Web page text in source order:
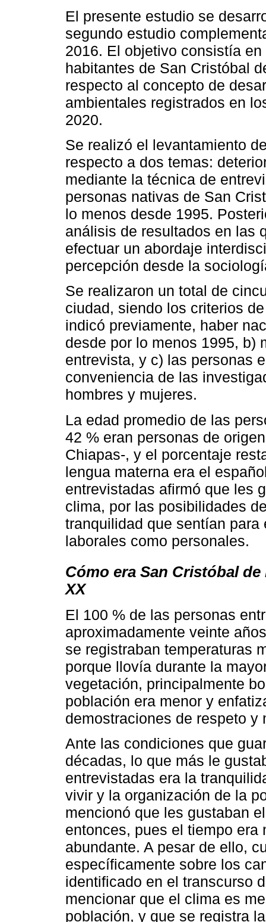
El presente estudio se
segundo estudio
2016. El objetivo consistía
habitantes de San Cristóbal
respecto al concepto de
ambientales registrados en
2020.
Se realizó el levantamiento
respecto a dos temas:
mediante la técnica de
personas nativas de San
lo menos desde 1995.
análisis de resultados en las
efectuar un abordaje
percepción desde la
Se realizaron un total de
ciudad, siendo los criterios
indicó previamente, haber
desde por lo menos 1995, b)
entrevista, y c) las personas
conveniencia de las
hombres y mujeres.
La edad promedio de las
42 % eran personas de
Chiapas-, y el porcentaje
lengua materna era el
entrevistadas afirmó que les
clima, por las posibilidades
tranquilidad que sentían
laborales como personales.
Cómo era San Cristóbal
XX
El 100 % de las personas
aproximadamente veinte
se registraban temperaturas
porque llovía durante la
vegetación, principalmente
población era menor y
demostraciones de respeto
Ante las condiciones que
décadas, lo que más le
entrevistadas era la
vivir y la organización de la
mencionó que les gustaban
entonces, pues el tiempo
abundante. A pesar de ello,
específicamente sobre los
identificado en el transcurso
mencionar que el clima es
población, y que se registra